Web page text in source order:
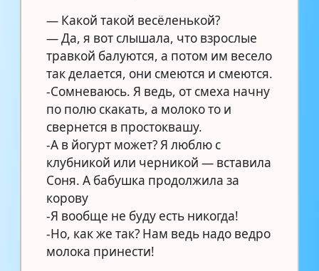
— Какой такой весёленькой?
— Да, я вот слышала, что взрослые
травкой балуются, а потом им весело
так делается, они смеются и смеются.
-Сомневаюсь. Я ведь, от смеха начну
по полю скакать, а молоко то и
свернется в простоквашу.
-А в йогурт может? Я люблю с
клубникой или черникой — вставила
Соня. А бабушка продолжила за
корову
-Я вообще не буду есть никогда!
-Но, как же так? Нам ведь надо ведро
молока принести!